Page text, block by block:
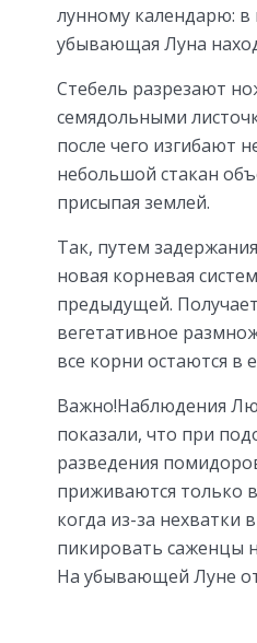
лунному календарю: в
убывающая Луна
Стебель разрезают
семядольными
после чего изгибают
небольшой стакан
присыпая землей.
Так, путем
новая корневая
предыдущей.
вегетативное
все корни остаются в
Важно!Наблюдения
показали, что при
разведения
приживаются только в
когда из-за нехватки
пикировать саженцы
На убывающей Луне